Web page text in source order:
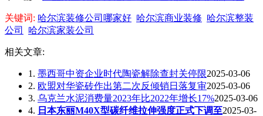
关键词: 哈尔滨装修公司哪家好 哈尔滨商业装修 哈尔滨整装
公司
哈尔滨家装公司
相关文章:
1. 墨西哥中资企业时代陶瓷解除查封关停限2025-03-06
2. 欧盟对华瓷砖作出第二次反倾销日落复审2025-03-06
3. 乌克兰水泥消费量2023年比2022年增长17%2025-03-06
4. 日本东丽M40X型碳纤维拉伸强度正式下调至2025-03-